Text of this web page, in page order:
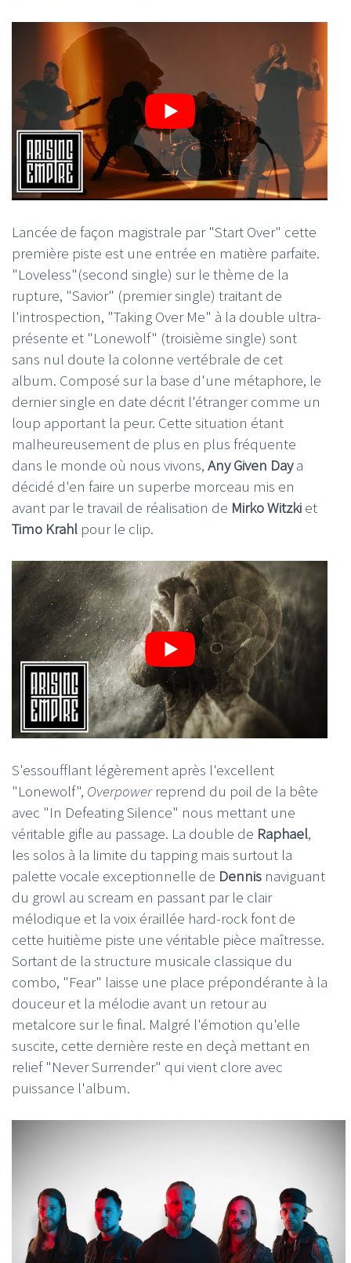
Lancée de façon magistrale par "Start Over" cette
première piste est une entrée en matière parfaite.
"Loveless"(second single) sur le thème de la
rupture, "Savior" (premier single) traitant de
l'introspection, "Taking Over Me" à la double ultra-
présente et "Lonewolf" (troisième single) sont
sans nul doute la colonne vertébrale de cet
album. Composé sur la base d'une métaphore, le
dernier single en date décrit l'étranger comme un
loup apportant la peur. Cette situation étant
malheureusement de plus en plus fréquente
dans le monde où nous vivons, Any Given Daya
décidé d'en faire un superbe morceau mis en
avant par le travail de réalisation de Mirko Witzki et
Timo Krahl pour le clip.
S'essoufflant légèrement après l'excellent
"Lonewolf", Overpower reprend du poil de la bête
avec "In Defeating Silence" nous mettant une
véritable gifle au passage. La double de Raphael,
les solos à la limite du tapping mais surtout la
palette vocale exceptionnelle de Dennis naviguant
du growl au scream en passant par le clair
mélodique et la voix éraillée hard-rock font de
cette huitième piste une véritable pièce maîtresse.
Sortant de la structure musicale classique du
combo, "Fear" laisse une place prépondérante à la
douceur et la mélodie avant un retour au
metalcore sur le final. Malgré l'émotion qu'elle
suscite, cette dernière reste en deçà mettant en
relief "Never Surrender" qui vient clore avec
puissance l'album.